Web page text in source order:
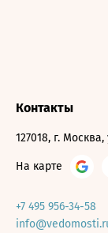
Контакты
127018, г.
На карте
+7 495 956-34-58